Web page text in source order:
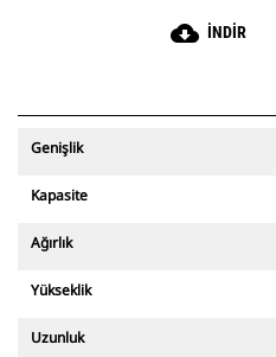
cloud_download İNDIR
Genişlik
Kapasite
Ağırlık
Yükseklik
Uzunluk